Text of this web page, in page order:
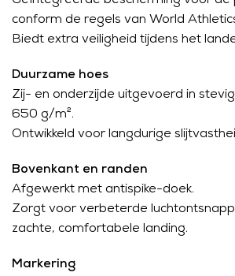
conform de regels van World
Biedt extra veiligheid tijdens het
Duurzame hoes
Zij- en onderzijde uitgevoerd in
650 g/m².
Ontwikkeld voor langdurige
Bovenkant en randen
Afgewerkt met antispike-doek.
Zorgt voor verbeterde
zachte, comfortabele landing.
Markering